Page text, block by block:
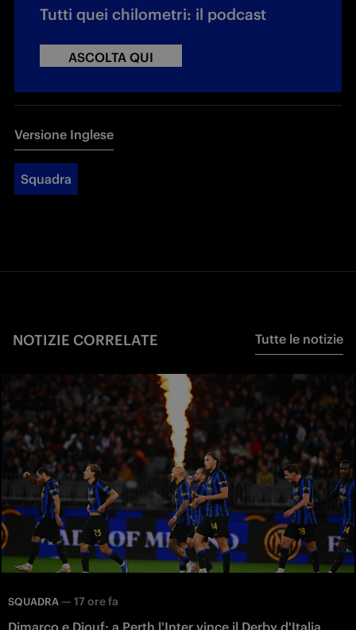
Tutti quei chilometri: il podcast
ASCOLTA QUI
Versione Inglese
Squadra
NOTIZIE CORRELATE Tutte le notizie
SQUADRA — 17 ore fa
Dimarco e Diouf: a Perth l'Inter vince il Derby d'Italia